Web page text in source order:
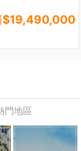
$19,490,000
門地區